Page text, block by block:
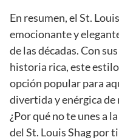
En resumen, el St.
emocionante y
de las décadas. Con
historia rica, este
opción popular para
divertida y enérgica de
¿Por qué no te unes a
del St. Louis Shag por